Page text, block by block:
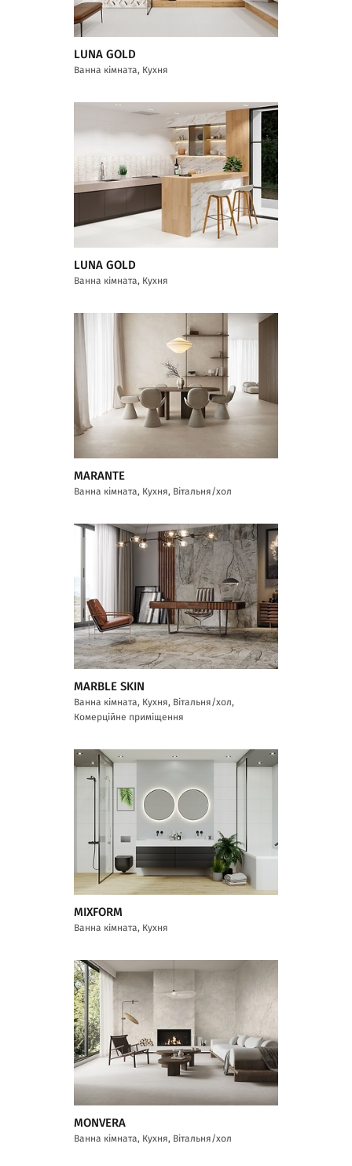
LUNA GOLD
Ванна кімната, Кухня
LUNA GOLD
Ванна кімната, Кухня
MARANTE
Ванна кімната, Кухня, Вітальня/хол
MARBLE SKIN
Ванна кімната, Кухня, Вітальня/хол,
Комерційне приміщення
MIXFORM
Ванна кімната, Кухня
MONVERA
Ванна кімната, Кухня, Вітальня/хол